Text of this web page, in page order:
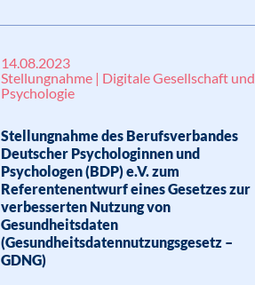
14.08.2023
Stellungnahme | Digitale Gesellschaft und
Psychologie
Stellungnahme des Berufsverbandes
Deutscher Psychologinnen und
Psychologen (BDP) e.V. zum
Referentenentwurf eines Gesetzes zur
verbesserten Nutzung von
Gesundheitsdaten
(Gesundheitsdatennutzungsgesetz –
GDNG)